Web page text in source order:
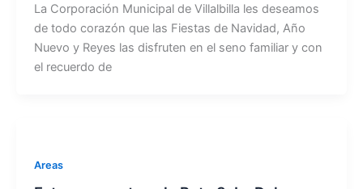
La Corporación Municipal de Villalbilla les deseamos
de todo corazón que las Fiestas de Navidad, Año
Nuevo y Reyes las disfruten en el seno familiar y con
el recuerdo de
Areas